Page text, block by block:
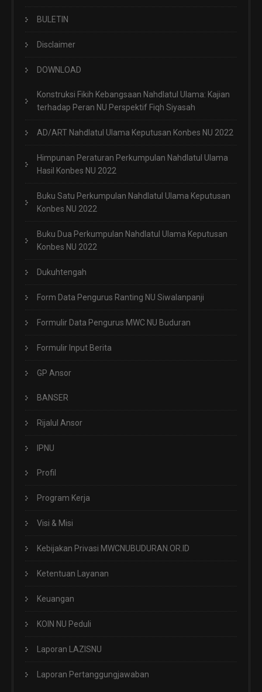
BULETIN
Disclaimer
DOWNLOAD
Konstruksi Fikih Kebangsaan Nahdlatul Ulama: Kajian
terhadap Peran NU Perspektif Fiqh Siyasah
AD/ART Nahdlatul Ulama Keputusan Konbes NU 2022
Himpunan Peraturan Perkumpulan Nahdlatul Ulama
Hasil Konbes NU 2022
Buku Satu Perkumpulan Nahdlatul Ulama Keputusan
Konbes NU 2022
Buku Dua Perkumpulan Nahdlatul Ulama Keputusan
Konbes NU 2022
Dukuhtengah
Form Data Pengurus Ranting NU Siwalanpanji
Formulir Data Pengurus MWC NU Buduran
Formulir Input Berita
GP Ansor
BANSER
Rijalul Ansor
IPNU
Profil
Program Kerja
Visi & Misi
Kebijakan Privasi MWCNUBUDURAN.OR.ID
Ketentuan Layanan
Keuangan
KOIN NU Peduli
Laporan LAZISNU
Laporan Pertanggungjawaban